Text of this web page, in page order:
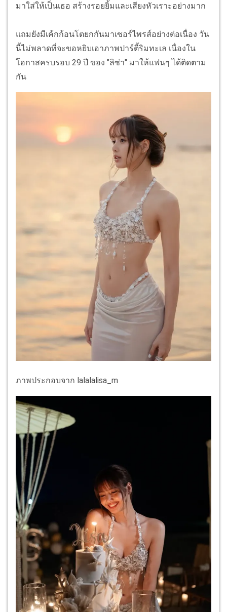
มาใส่ให้เป็นเธอ สร้างรอยยิ้มและเสียงหัวเราะอย่างมาก
แถมยังมีเค้กก้อนโตยกกันมาเซอร์ไพรส์อย่างต่อเนื่อง วัน
นี้ไม่พลาดที่จะขอหยิบเอาภาพปาร์ตี้ริมทะเล เนื่องใน
โอกาสครบรอบ 29 ปี ของ "ลิซ่า" มาให้แฟนๆ ได้ติดตาม
กัน
ภาพประกอบจาก lalalalisa_m